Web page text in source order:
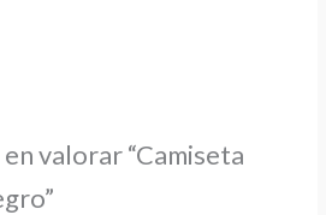
valorar “Camiseta